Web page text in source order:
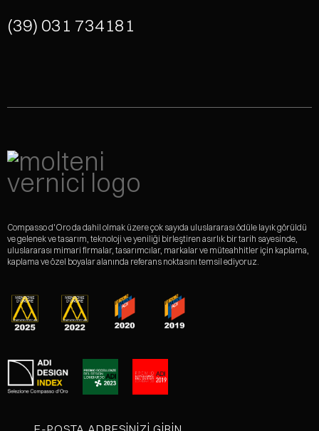
(39) 031 734181
Compasso d'Oro da dahil olmak üzere çok sayıda uluslararası ödüle layık görüldü
ve gelenek ve tasarım, teknoloji ve yeniliği birleştiren asırlık bir tarih sayesinde,
uluslararası mimari firmalar, tasarımcılar, markalar ve müteahhitler için kaplama,
kaplama ve özel boyalar alanında referans noktasını temsil ediyoruz.